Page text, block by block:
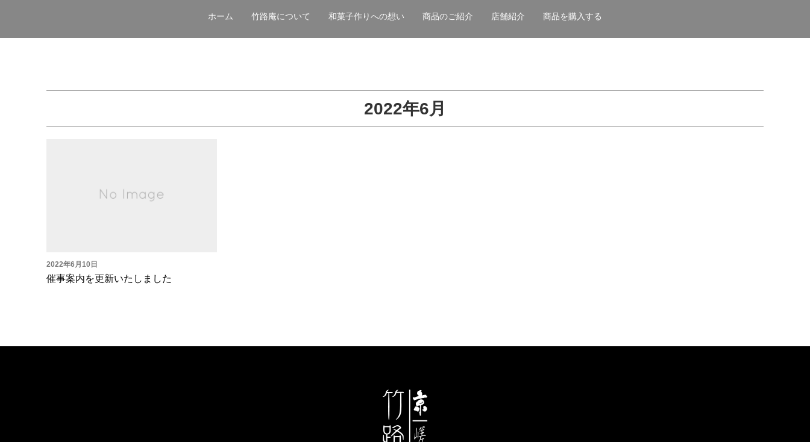
ホーム 竹路庵について 和菓子作りへの想い 商品のご紹介 店舗紹介 商品を購入する
2022年6月
2022年6月10日
催事案内を更新いたしました